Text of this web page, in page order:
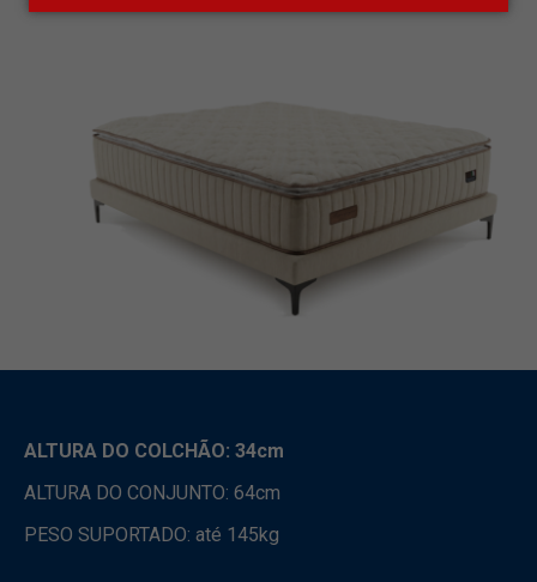
ALTURA DO COLCHÃO: 34cm
ALTURA DO CONJUNTO: 64cm
PESO SUPORTADO: até 145kg